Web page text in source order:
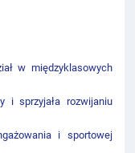
w międzyklasowych
i sprzyjała rozwijaniu
i sportowej